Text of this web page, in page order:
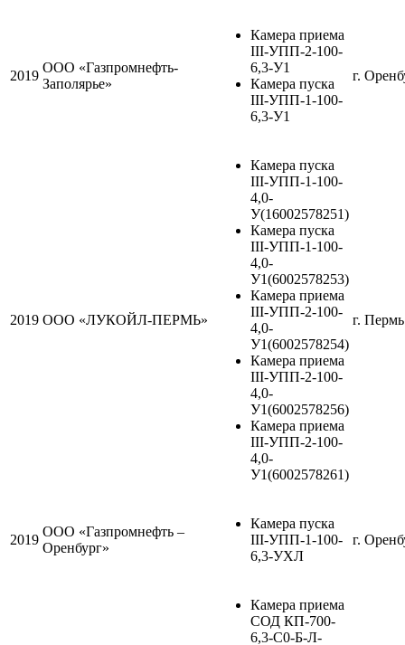
2019
ООО «Газпромнефть-
Заполярье»
Камера приема
III-УПП-2-100-
6,3-У1
Камера пуска
III-УПП-1-100-
6,3-У1
г.
2019 ООО «ЛУКОЙЛ-ПЕРМЬ»
Камера пуска
III-УПП-1-100-
4,0-
У(16002578251)
Камера пуска
III-УПП-1-100-
4,0-
У1(6002578253)
Камера приема
III-УПП-2-100-
4,0-
У1(6002578254)
Камера приема
III-УПП-2-100-
4,0-
У1(6002578256)
Камера приема
III-УПП-2-100-
4,0-
У1(6002578261)
г. Пермь
2019
ООО «Газпромнефть –
Оренбург»
Камера пуска
III-УПП-1-100-
6,3-УХЛ
г.
Камера приема
СОД КП-700-
6,3-С0-Б-Л-